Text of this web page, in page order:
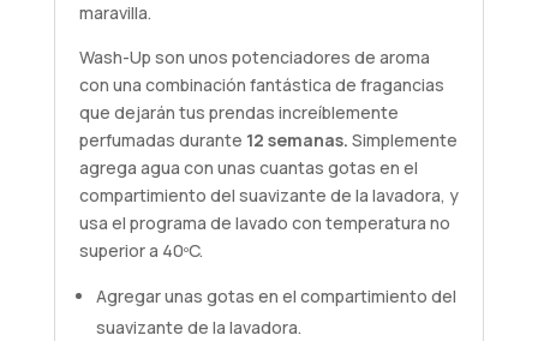
maravilla.
Wash-Up son unos potenciadores de aroma
con una combinación fantástica de fragancias
que dejarán tus prendas increíblemente
perfumadas durante 12 semanas. Simplemente
agrega agua con unas cuantas gotas en el
compartimiento del suavizante de la lavadora, y
usa el programa de lavado con temperatura no
superior a 40ºC.
Agregar unas gotas en el compartimiento del
suavizante de la lavadora.